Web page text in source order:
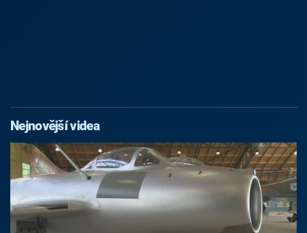
Nejnovější videa